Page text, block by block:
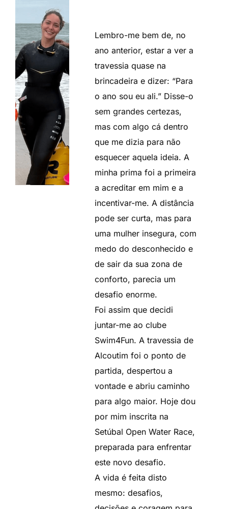
Lembro-me bem de, no
ano anterior, estar a ver a
travessia quase na
brincadeira e dizer: “Para
o ano sou eu ali.” Disse-o
sem grandes certezas,
mas com algo cá dentro
que me dizia para não
esquecer aquela ideia. A
minha prima foi a primeira
a acreditar em mim e a
incentivar-me. A distância
pode ser curta, mas para
uma mulher insegura, com
medo do desconhecido e
de sair da sua zona de
conforto, parecia um
desafio enorme.
Foi assim que decidi
juntar-me ao clube
Swim4Fun. A travessia de
Alcoutim foi o ponto de
partida, despertou a
vontade e abriu caminho
para algo maior. Hoje dou
por mim inscrita na
Setúbal Open Water Race,
preparada para enfrentar
este novo desafio.
A vida é feita disto
mesmo: desafios,